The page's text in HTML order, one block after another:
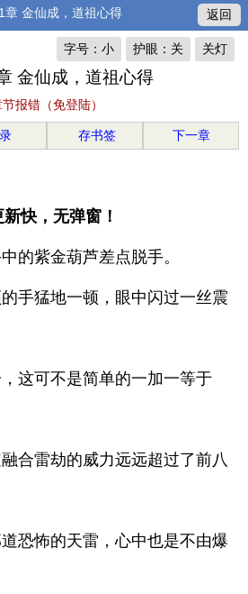
章 金仙成，道祖心得 返回
关灯
护眼：关
字号：小
金仙成，道祖心得
报错（免登陆）
存书签 下一章
快，无弹窗！
的紫金葫芦差点脱手。
手猛地一顿，眼中闪过一丝震
这可不是简单的一加一等于
合雷劫的威力远远超过了前八
恐怖的天雷，心中也是不由爆